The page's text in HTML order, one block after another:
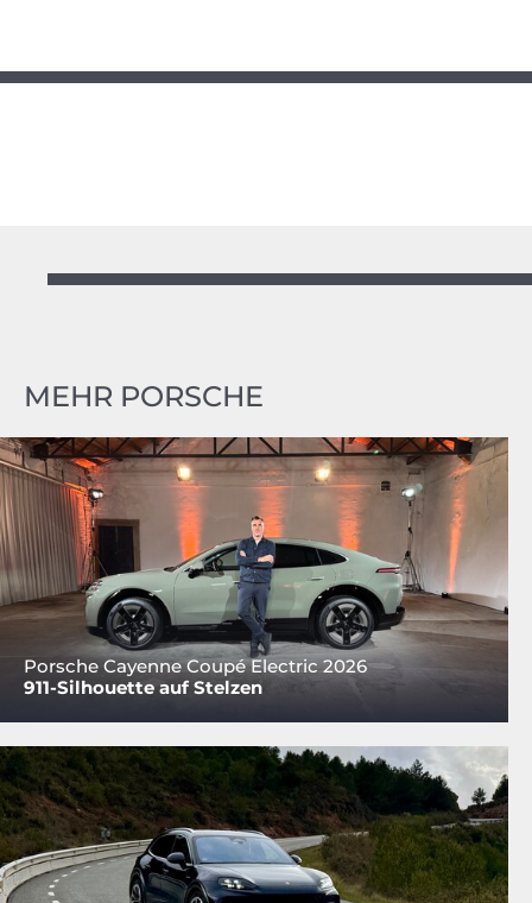
MEHR PORSCHE
Porsche Cayenne Coupé Electric 2026
911-Silhouette auf Stelzen